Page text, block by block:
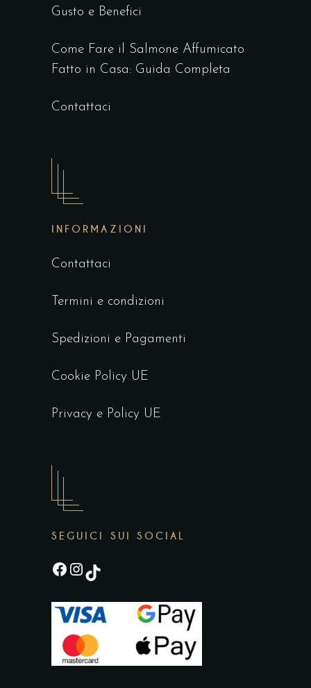
Gusto e Benefici
Come Fare il Salmone Affumicato
Fatto in Casa: Guida Completa
Contattaci
INFORMAZIONI
Contattaci
Termini e condizioni
Spedizioni e Pagamenti
Cookie Policy UE
Privacy e Policy UE
SEGUICI SUI SOCIAL
Facebook
Instagram
TikTok